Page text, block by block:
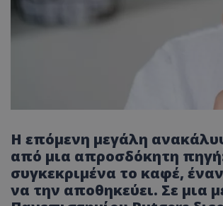
Η επόμενη μεγάλη
από μια απροσδόκητη
συγκεκριμένα το καφέ,
να την αποθηκεύει. Σε μια